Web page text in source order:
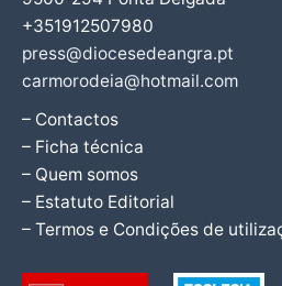
+351912507980
press@diocesedeangra.pt
carmorodeia@hotmail.com
– Contactos
– Ficha técnica
– Quem somos
– Estatuto Editorial
– Termos e Condições de